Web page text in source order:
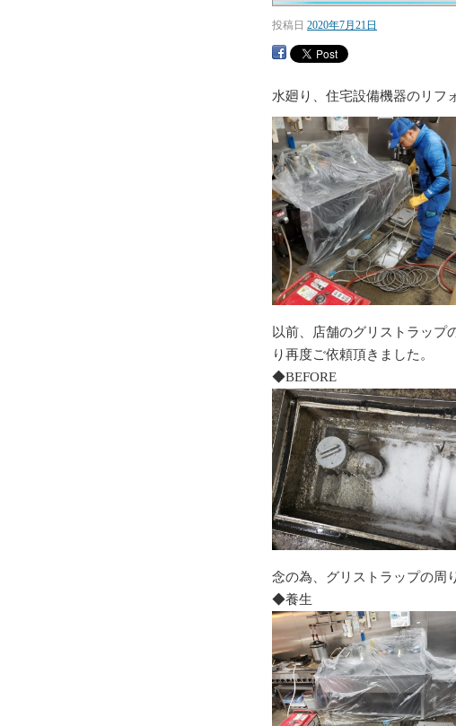
投稿日 2020年7月21日
水廻り、住宅設備機器のリフ
以前、店舗のグリストラップ
り再度ご依頼頂きました。
◆BEFORE
念の為、グリストラップの周
◆養生